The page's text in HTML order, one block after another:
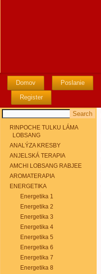
Domov Poslanie
Register
RINPOCHE TULKU LÁMA
LOBSANG
ANALÝZA KRESBY
ANJELSKÁ TERAPIA
AMCHI LOBSANG RABJEE
AROMATERAPIA
ENERGETIKA
Energetika 1
Energetika 2
Energetika 3
Energetika 4
Energetika 5
Energetika 6
Energetika 7
Energetika 8